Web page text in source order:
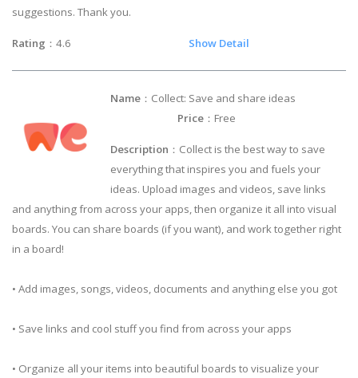
suggestions. Thank you.
Rating ：4.6 Show Detail
Name ：Collect: Save and share ideas
Price ：Free
Description ：Collect is the best way to save
everything that inspires you and fuels your
ideas. Upload images and videos, save links
and anything from across your apps, then organize it all into visual
boards. You can share boards (if you want), and work together right
in a board!
• Add images, songs, videos, documents and anything else you got
• Save links and cool stuff you find from across your apps
• Organize all your items into beautiful boards to visualize your